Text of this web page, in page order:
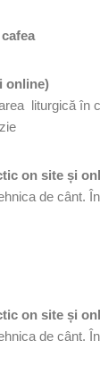
online)
liturgică în
on site și
de cânt.
on site și
de cânt.